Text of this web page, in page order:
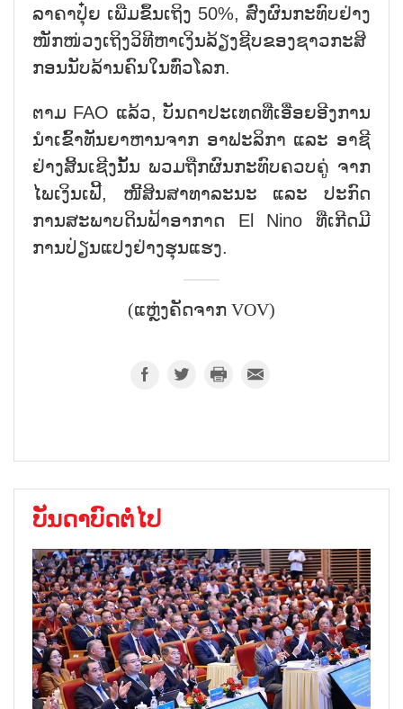
ລາ​ຄາ​ປຸ໋ຍ ເພີ່ມ​ຂຶ້ນ​ເຖິງ 50%, ສົ່ງ​ຜົນ​ກະ​ທົບ​ຢ່າງ​
ໜັກ​ໜ່ວງ​ເຖິງ​ວິ​ທີ​ຫາ​ເງິນ​ລ້ຽງ​ຊີບ​ຂອງ​ຊາວ​ກະ​ສິ​
ກອນ​ນັບ​ລ້ານ​ຄົນ​ໃນ​ທົ່​ວ​ໂລກ.
ຕາມ FAO ແລ້ວ, ບັນ​ດາ​ປະ​ເທດ​ທີ່​ເອື່ອຍ​ອີງ​ການ​
ນຳ​ເຂົ້າ​ທັນ​ຍາ​ຫານ​ຈາກ ອາ​ຟະ​ລິ​ກາ ແລະ ອາ​ຊີ
ຢ່າງ​ສິ້ນ​ເຊີງ​ນັ້ນ ພວມ​ຖືກ​ຜົນ​ກະ​ທົບ​ຄວບ​ຄູ່ ຈາກ​
ໄພ​ເງິນ​ເຟີ້, ໜີ້​ສິນ​ສ​າ​ທາ​ລະ​ນະ ແລະ ປະ​ກົດ​
ການ​ສະ​ພາບ​ດິນ​ຟ້າ​ອາ​ກາດ El Nino ​ທີ່ເກີດ​ມີ​
ການ​ປ່ຽນ​ແປງ​ຢ່າງ​ຮຸນ​ແຮງ.
(ແຫຼ່ງຄັດຈາກ VOV)
ບັນດາບົດຕໍ່ໄປ